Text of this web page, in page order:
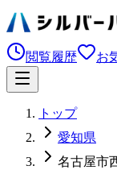
閲覧履歴 お
トップ
愛知県
名古屋市